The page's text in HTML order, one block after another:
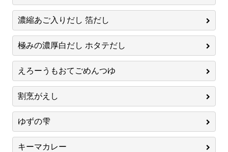
濃縮あご入りだし 箔だし
極みの濃厚白だし ホタテだし
えろーうもおてごめんつゆ
割烹がえし
ゆずの雫
キーマカレー